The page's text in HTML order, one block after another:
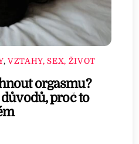
, VZTAHY, SEX, ŽIVOT
orgasmu?
proč to